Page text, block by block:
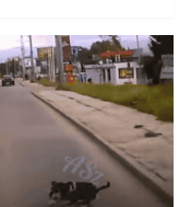
uśpiony.
studzienki,
kiedy na
wypadku z
imieniu Pipi.
a na dworze
chwili pupil
nie wiedział, co